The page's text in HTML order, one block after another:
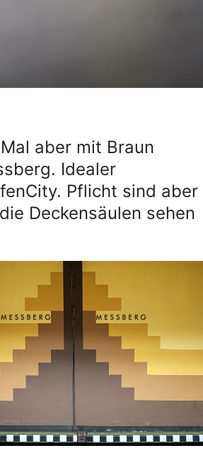
aber mit Braun
Idealer
Pflicht sind aber
Deckensäulen sehen